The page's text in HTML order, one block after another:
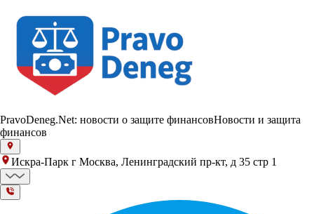
PravoDeneg.Net: новости о защите финансовНовости и защита
финансов
Искра-Парк г Москва, Ленинградский пр-кт, д 35 стр 1